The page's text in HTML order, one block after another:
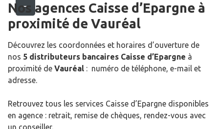
Nos agences Caisse d’Epargne à
proximité de Vauréal
Découvrez les coordonnées et horaires d’ouverture de
nos 5 distributeurs bancaires Caisse d’Epargne à
proximité de Vauréal : numéro de téléphone, e-mail et
adresse.
Retrouvez tous les services Caisse d’Epargne disponibles
en agence : retrait, remise de chèques, rendez-vous avec
un conseiller.